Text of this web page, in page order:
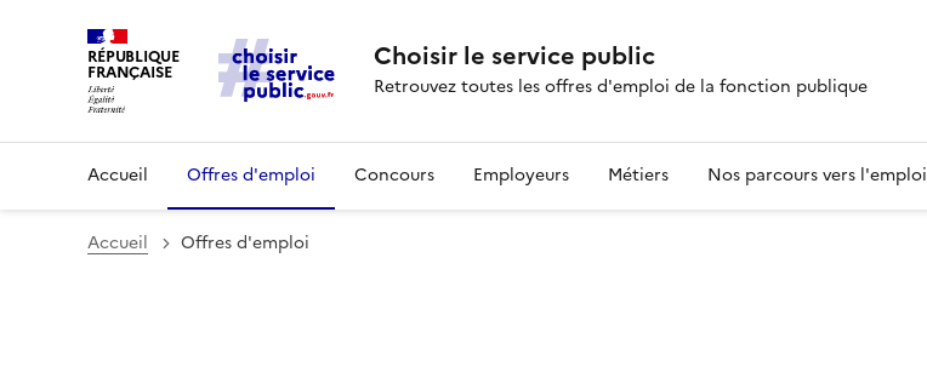
RÉPUBLIQUE
FRANÇAISE Choisir le service public
Retrouvez toutes les offres d'emploi de la fonction publique
Accueil Offres d'emploi Concours Employeurs Métiers Nos parcours vers l'emploi
Accueil Offres d'emploi